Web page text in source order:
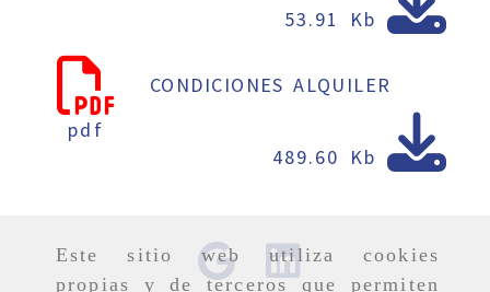
Este sitio web utiliza cookies
propias y de terceros que permiten
53.91 Kb
pdf
CONDICIONES ALQUILER
489.60 Kb